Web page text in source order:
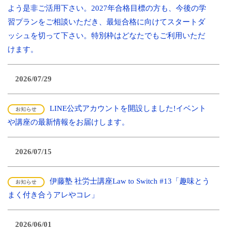
よう是非ご活用下さい。2027年合格目標の方も、今後の学
習プランをご相談いただき、最短合格に向けてスタートダ
ッシュを切って下さい。特別枠はどなたでもご利用いただ
けます。
2026/07/29
LINE公式アカウントを開設しました!イベント
や講座の最新情報をお届けします。
2026/07/15
伊藤塾 社労士講座Law to Switch #13「趣味とう
まく付き合うアレやコレ」
2026/06/01